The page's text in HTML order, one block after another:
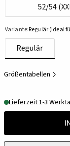
52/54
Variante:Regulär (Ideal
Regulär
Größentabellen
Lieferzeit 1-3